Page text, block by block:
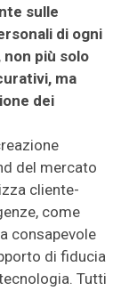
sulle
di ogni
più solo
ma
dei
del mercato
cliente-
come
consapevole
di fiducia
Tutti